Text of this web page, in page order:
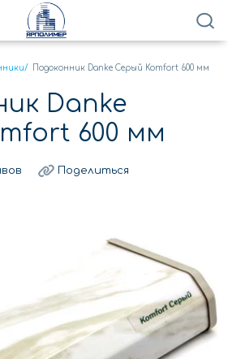
/ Подоконник Danke Серый Komfort 600 мм
Danke
600 мм
Поделиться